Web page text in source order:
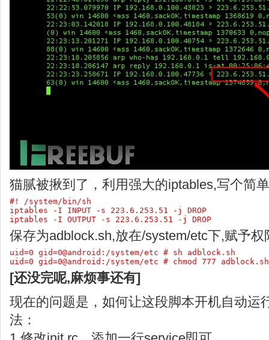
猫腻被揪到了，利用强大的iptables,写个简
#! /system/bin/sh
iptables -I INPUT -s 223.6.253.51 -j DROP
iptables -I OUTPUT -s 223.6.253.51 -j DROP
保存为adblock.sh,放在/system/etc下,赋予权
uid=0 gid=0@android:/system/etc # sh adblock.sh
uid=0 gid=0@android:/system/etc # chmod 777 adblock.sh
[还没完呢,麻烦事还有]
现在的问题是，如何让这段脚本开机自动运
法：